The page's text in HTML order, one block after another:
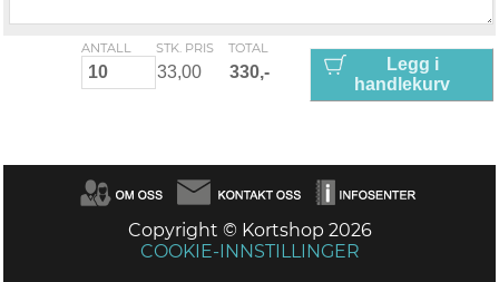
ANTALL STK. PRIS TOTAL
Legg i
handlekurv
Copyright © Kortshop 2026
COOKIE-INNSTILLINGER